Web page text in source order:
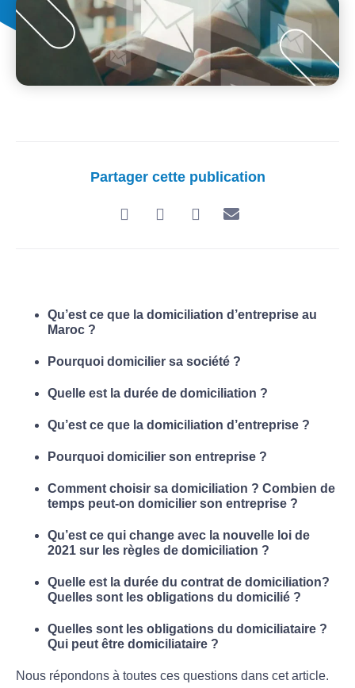
Partager cette publication
Qu’est ce que la domiciliation d’entreprise au
Maroc ?
Pourquoi domicilier sa société ?
Quelle est la durée de domiciliation ?
Qu’est ce que la domiciliation d’entreprise ?
Pourquoi domicilier son entreprise ?
Comment choisir sa domiciliation ? Combien de
temps peut-on domicilier son entreprise ?
Qu’est ce qui change avec la nouvelle loi de
2021 sur les règles de domiciliation ?
Quelle est la durée du contrat de domiciliation?
Quelles sont les obligations du domicilié ?
Quelles sont les obligations du domiciliataire ?
Qui peut être domiciliataire ?
Nous répondons à toutes ces questions dans cet article.